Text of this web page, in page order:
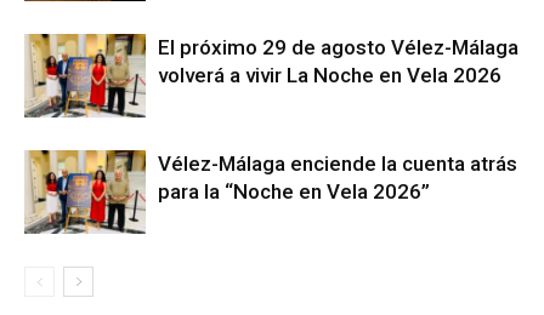
El próximo 29 de agosto Vélez-Málaga
volverá a vivir La Noche en Vela 2026
Vélez-Málaga enciende la cuenta atrás
para la “Noche en Vela 2026”